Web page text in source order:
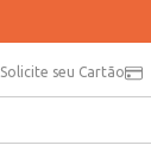
Solicite seu Cartão